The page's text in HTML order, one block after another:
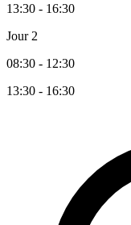
13:30 - 16:30
Jour 2
08:30 - 12:30
13:30 - 16:30